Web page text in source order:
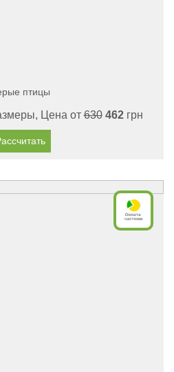
птицы
Цена от630 462грн